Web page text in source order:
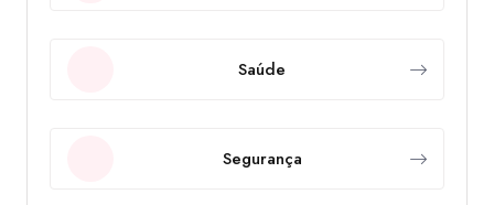
Saúde
Segurança